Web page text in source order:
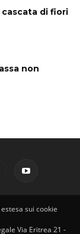
cascata di fiori
non
sui cookie
Via Eritrea 21 -